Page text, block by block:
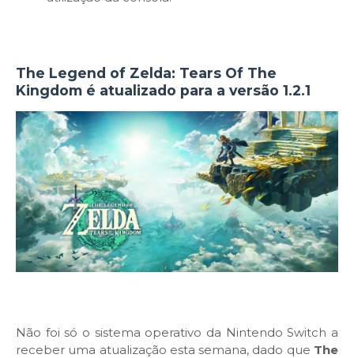
The Legend of Zelda: Tears Of The
Kingdom é atualizado para a versão 1.2.1
Não foi só o sistema operativo da Nintendo Switch a
receber uma atualização esta semana, dado que The